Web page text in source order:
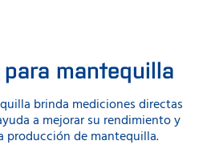
mantequilla
brinda mediciones directas
a mejorar su rendimiento y
producción de mantequilla.